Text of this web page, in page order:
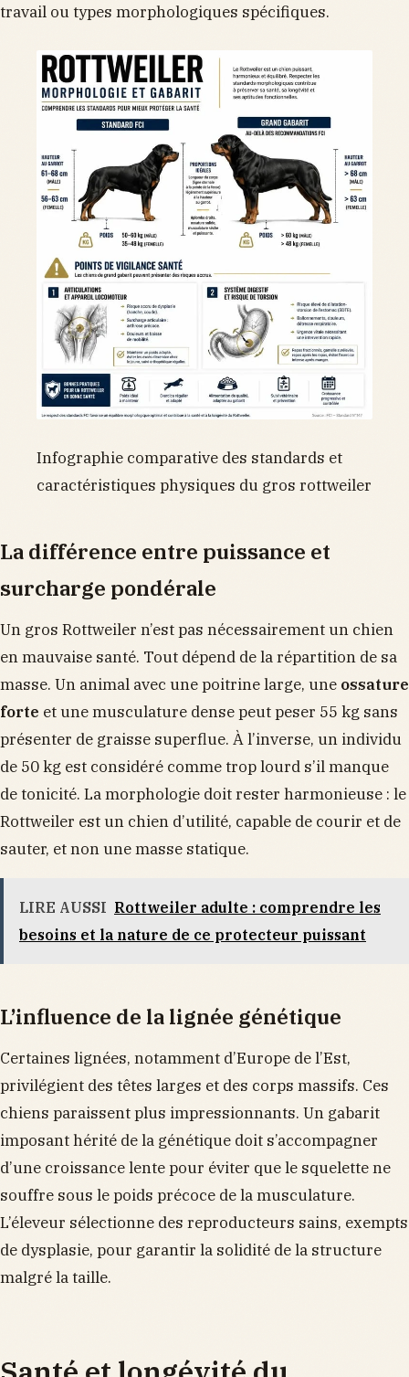
travail ou types morphologiques spécifiques.
Infographie comparative des standards et
caractéristiques physiques du gros rottweiler
La différence entre puissance et
surcharge pondérale
Un gros Rottweiler n’est pas nécessairement un chien
en mauvaise santé. Tout dépend de la répartition de sa
masse. Un animal avec une poitrine large, une ossature
forte et une musculature dense peut peser 55 kg sans
présenter de graisse superflue. À l’inverse, un individu
de 50 kg est considéré comme trop lourd s’il manque
de tonicité. La morphologie doit rester harmonieuse : le
Rottweiler est un chien d’utilité, capable de courir et de
sauter, et non une masse statique.
LIRE AUSSI Rottweiler adulte : comprendre les
besoins et la nature de ce protecteur puissant
L’influence de la lignée génétique
Certaines lignées, notamment d’Europe de l’Est,
privilégient des têtes larges et des corps massifs. Ces
chiens paraissent plus impressionnants. Un gabarit
imposant hérité de la génétique doit s’accompagner
d’une croissance lente pour éviter que le squelette ne
souffre sous le poids précoce de la musculature.
L’éleveur sélectionne des reproducteurs sains, exempts
de dysplasie, pour garantir la solidité de la structure
malgré la taille.